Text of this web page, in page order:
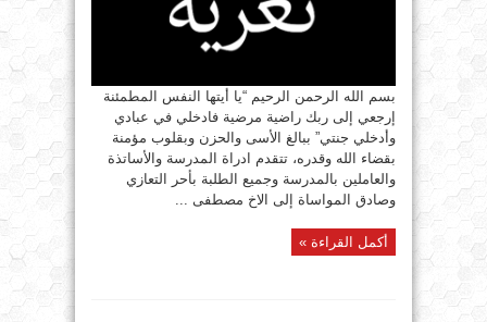
بسم الله الرحمن الرحيم “يا أيتها النفس المطمئنة
إرجعي إلى ربك راضية مرضية فادخلي في عبادي
وأدخلي جنتي” ببالغ الأسى والحزن وبقلوب مؤمنة
بقضاء الله وقدره، تتقدم ادراة المدرسة والأساتذة
والعاملين بالمدرسة وجميع الطلبة بأحر التعازي
وصادق المواساة إلى الاخ مصطفى ...
أكمل القراءة »